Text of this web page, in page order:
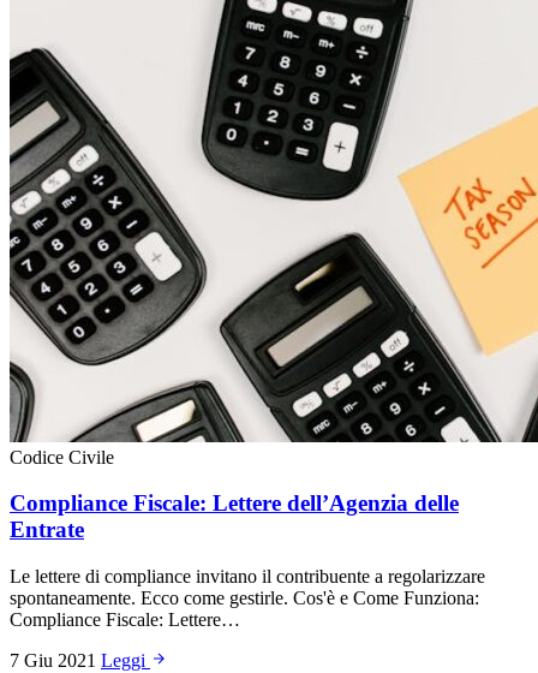
Codice Civile
Compliance Fiscale: Lettere dell’Agenzia delle
Entrate
Le lettere di compliance invitano il contribuente a regolarizzare
spontaneamente. Ecco come gestirle. Cos'è e Come Funziona:
Compliance Fiscale: Lettere…
7 Giu 2021 Leggi